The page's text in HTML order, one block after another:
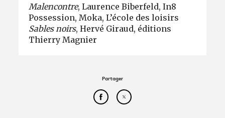
Malencontre, Laurence Biberfeld, In8
Possession, Moka, L’école des loisirs
Sables noirs, Hervé Giraud, éditions
Thierry Magnier
Partager
Partager cet article sur
Partager cet article sur